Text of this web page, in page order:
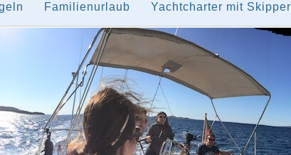
Familienurlaub Yachtcharter mit Skipper